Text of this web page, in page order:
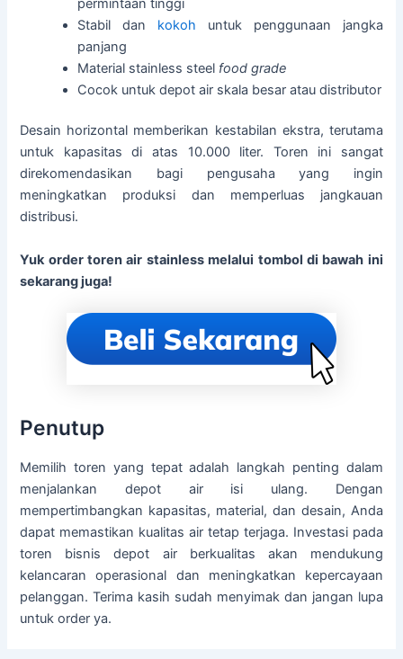
Stabil dan kokoh untuk penggunaan jangka
panjang
Material stainless steel food grade
Cocok untuk depot air skala besar atau distributor
Desain horizontal memberikan kestabilan ekstra, terutama
untuk kapasitas di atas 10.000 liter. Toren ini sangat
direkomendasikan bagi pengusaha yang ingin
meningkatkan produksi dan memperluas jangkauan
distribusi.
Yuk order toren air stainless melalui tombol di bawah ini
sekarang juga!
Penutup
Memilih toren yang tepat adalah langkah penting dalam
menjalankan depot air isi ulang. Dengan
mempertimbangkan kapasitas, material, dan desain, Anda
dapat memastikan kualitas air tetap terjaga. Investasi pada
toren bisnis depot air berkualitas akan mendukung
kelancaran operasional dan meningkatkan kepercayaan
pelanggan. Terima kasih sudah menyimak dan jangan lupa
untuk order ya.